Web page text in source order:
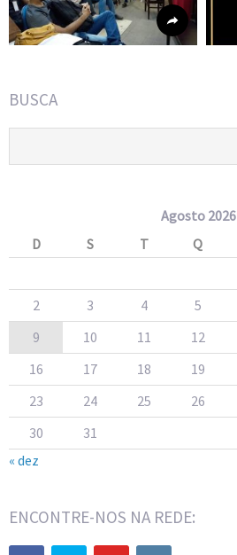
BUSCA
Agosto 2026
D
S T Q
2
3 4 5
9
10 11 12
16
17 18 19
23
24 25 26
30
31
« dez
ENCONTRE-NOS NA REDE: